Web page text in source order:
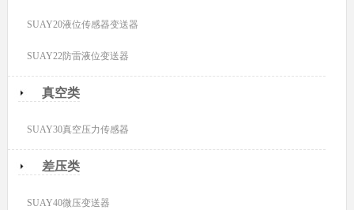
SUAY20液位传感器变送器
SUAY22防雷液位变送器
真空类
SUAY30真空压力传感器
差压类
SUAY40微压变送器